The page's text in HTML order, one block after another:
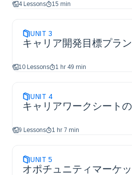
4 Lessons 15 min
UNIT 3
キャリア開発目標プラ
10 Lessons 1 hr 49 min
UNIT 4
キャリアワークシート
9 Lessons 1 hr 7 min
UNIT 5
オポチュニティマーケ